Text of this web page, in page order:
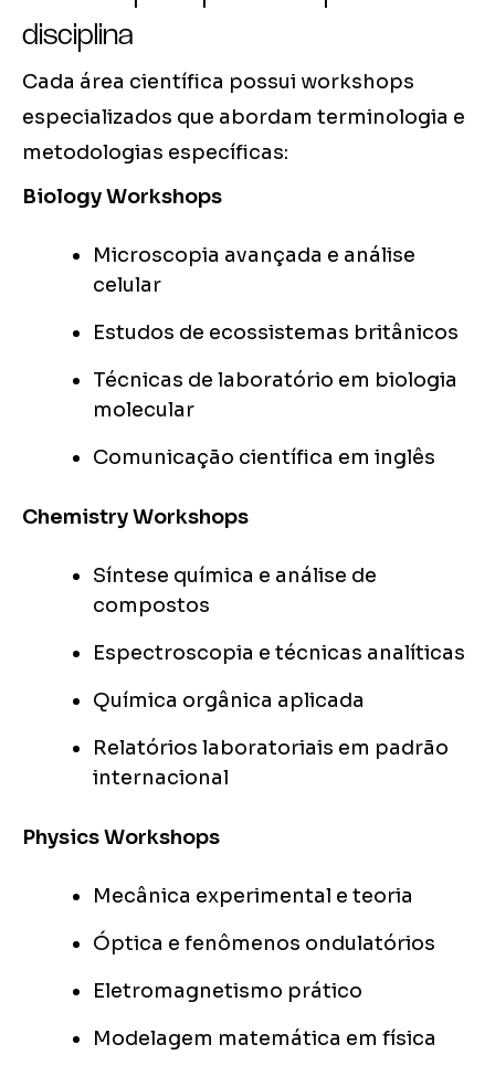
disciplina
Cada área científica possui workshops
especializados que abordam terminologia e
metodologias específicas:
Biology Workshops
Microscopia avançada e análise
celular
Estudos de ecossistemas britânicos
Técnicas de laboratório em biologia
molecular
Comunicação científica em inglês
Chemistry Workshops
Síntese química e análise de
compostos
Espectroscopia e técnicas analíticas
Química orgânica aplicada
Relatórios laboratoriais em padrão
internacional
Physics Workshops
Mecânica experimental e teoria
Óptica e fenômenos ondulatórios
Eletromagnetismo prático
Modelagem matemática em física